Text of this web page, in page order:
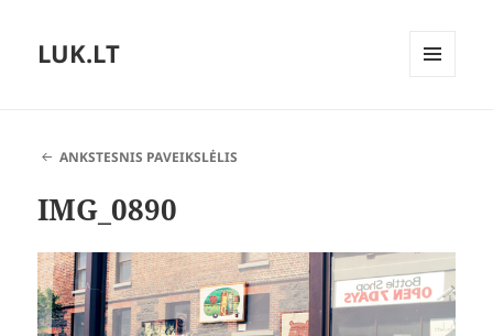
LUK.LT
ANKSTESNIS PAVEIKSLĖLIS
IMG_0890